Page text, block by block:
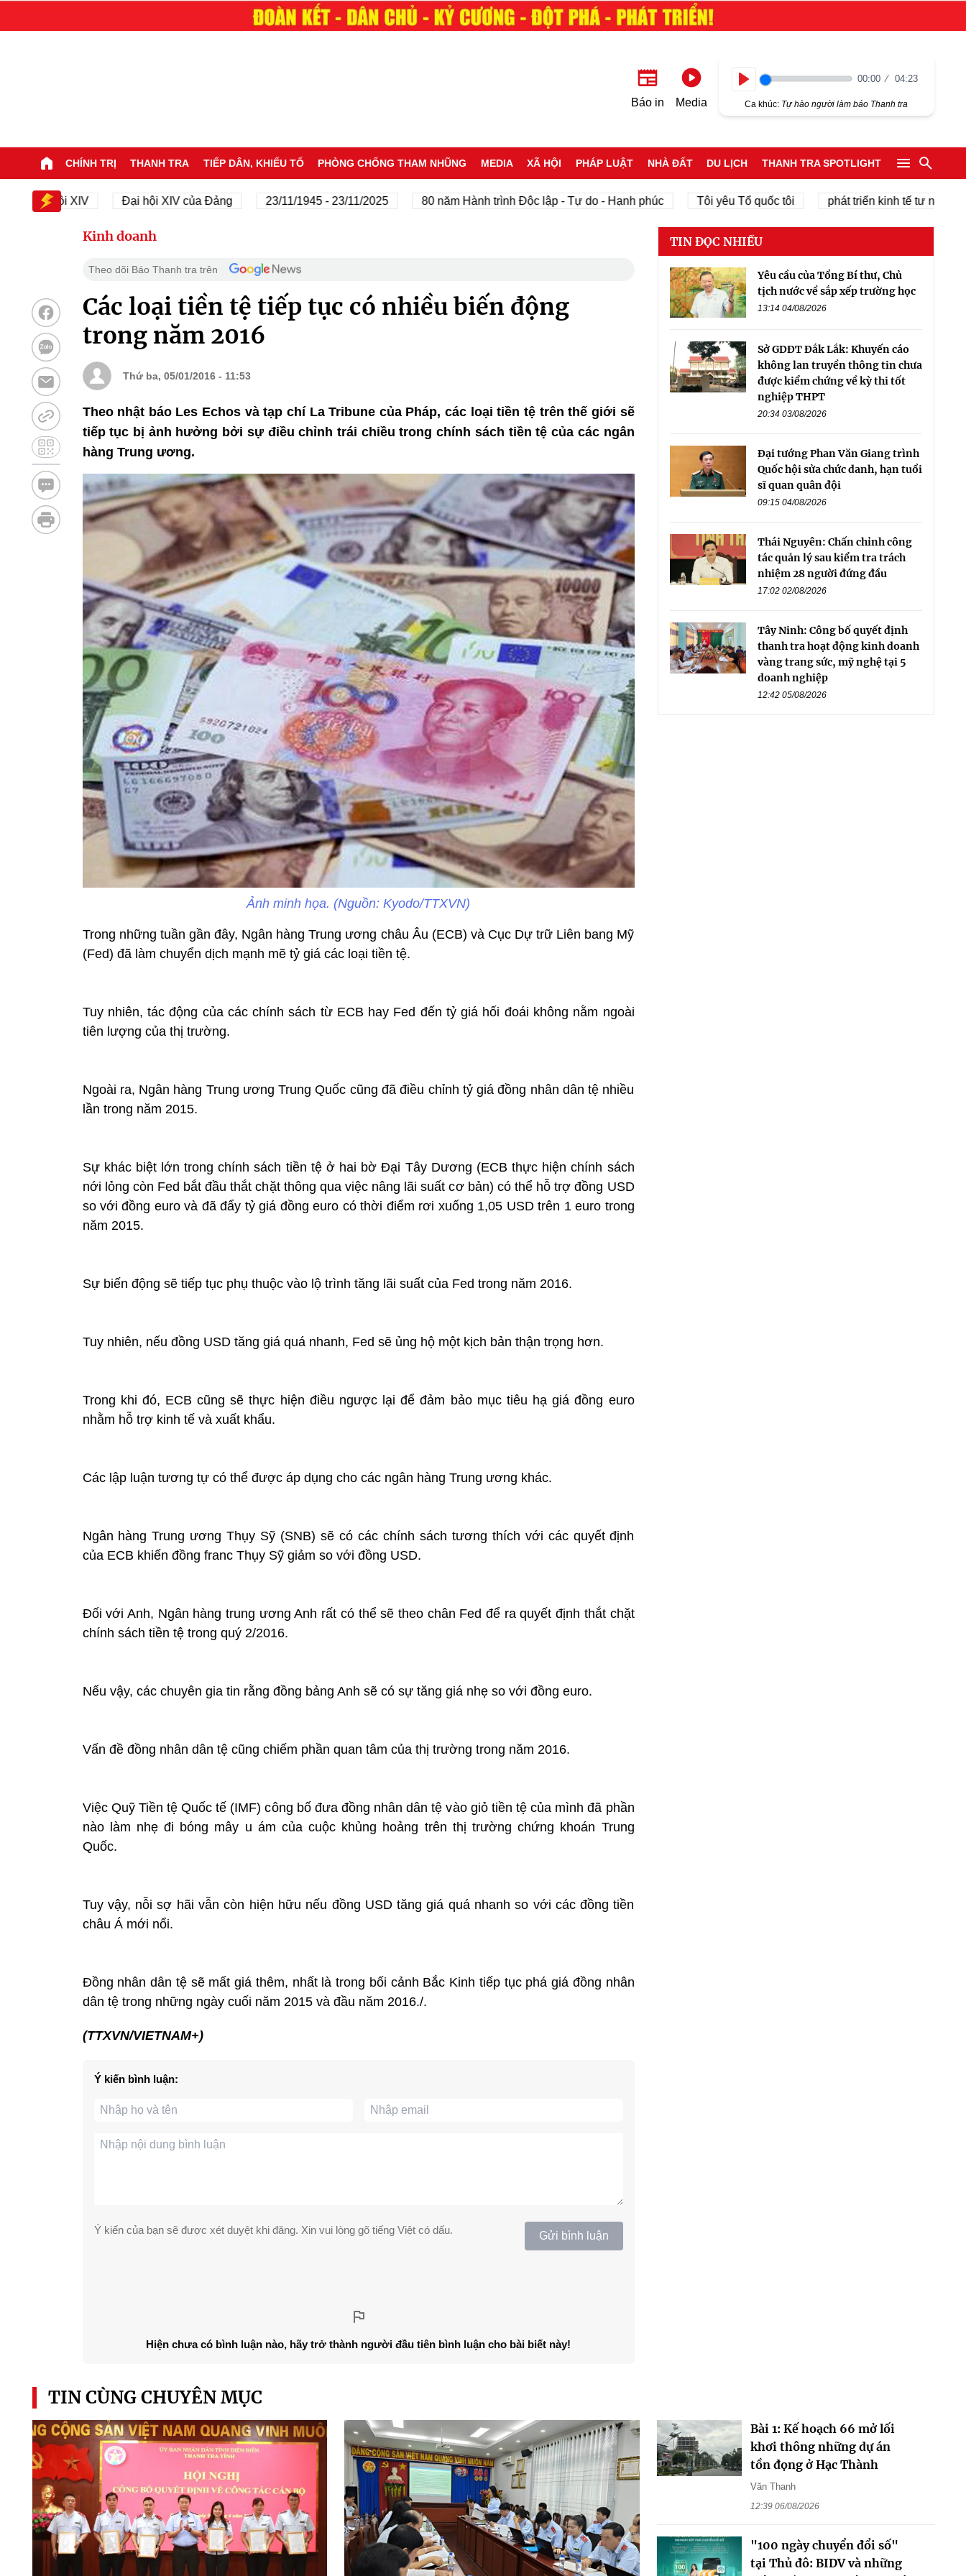
Báo in Media
00:00 04:23
Ca khúc: Tự hào người làm báo Thanh tra
CHÍNH TRỊ THANH TRA TIẾP DÂN, KHIẾU TỐ PHÒNG CHỐNG THAM NHŨNG MEDIA XÃ HỘI PHÁP LUẬT NHÀ ĐẤT DU LỊCH THANH TRA SPOTLIGHT
Đại hội XIV Đại hội XIV của Đảng 23/11/1945 - 23/11/2025 80 năm Hành trình Độc lập - Tự do - Hạnh phúc Tôi yêu Tổ quốc tôi phát triển kinh tế tư nhân
Kinh doanh
Theo dõi Báo Thanh tra trên
Các loại tiền tệ tiếp tục có nhiều biến động
trong năm 2016
Thứ ba, 05/01/2016 - 11:53
Theo nhật báo Les Echos và tạp chí La Tribune của Pháp, các loại tiền tệ trên thế giới sẽ
tiếp tục bị ảnh hưởng bởi sự điều chỉnh trái chiều trong chính sách tiền tệ của các ngân
hàng Trung ương.
Ảnh minh họa. (Nguồn: Kyodo/TTXVN)
Trong những tuần gần đây, Ngân hàng Trung ương châu Âu (ECB) và Cục Dự trữ Liên bang Mỹ
(Fed) đã làm chuyển dịch mạnh mẽ tỷ giá các loại tiền tệ.
Tuy nhiên, tác động của các chính sách từ ECB hay Fed đến tỷ giá hối đoái không nằm ngoài
tiên lượng của thị trường.
Ngoài ra, Ngân hàng Trung ương Trung Quốc cũng đã điều chỉnh tỷ giá đồng nhân dân tệ nhiều
lần trong năm 2015.
Sự khác biệt lớn trong chính sách tiền tệ ở hai bờ Đại Tây Dương (ECB thực hiện chính sách
nới lỏng còn Fed bắt đầu thắt chặt thông qua việc nâng lãi suất cơ bản) có thể hỗ trợ đồng USD
so với đồng euro và đã đẩy tỷ giá đồng euro có thời điểm rơi xuống 1,05 USD trên 1 euro trong
năm 2015.
Sự biến động sẽ tiếp tục phụ thuộc vào lộ trình tăng lãi suất của Fed trong năm 2016.
Tuy nhiên, nếu đồng USD tăng giá quá nhanh, Fed sẽ ủng hộ một kịch bản thận trọng hơn.
Trong khi đó, ECB cũng sẽ thực hiện điều ngược lại để đảm bảo mục tiêu hạ giá đồng euro
nhằm hỗ trợ kinh tế và xuất khẩu.
Các lập luận tương tự có thể được áp dụng cho các ngân hàng Trung ương khác.
Ngân hàng Trung ương Thụy Sỹ (SNB) sẽ có các chính sách tương thích với các quyết định
của ECB khiến đồng franc Thụy Sỹ giảm so với đồng USD.
Đối với Anh, Ngân hàng trung ương Anh rất có thể sẽ theo chân Fed để ra quyết định thắt chặt
chính sách tiền tệ trong quý 2/2016.
Nếu vậy, các chuyên gia tin rằng đồng bảng Anh sẽ có sự tăng giá nhẹ so với đồng euro.
Vấn đề đồng nhân dân tệ cũng chiếm phần quan tâm của thị trường trong năm 2016.
Việc Quỹ Tiền tệ Quốc tế (IMF) công bố đưa đồng nhân dân tệ vào giỏ tiền tệ của mình đã phần
nào làm nhẹ đi bóng mây u ám của cuộc khủng hoảng trên thị trường chứng khoán Trung
Quốc.
Tuy vậy, nỗi sợ hãi vẫn còn hiện hữu nếu đồng USD tăng giá quá nhanh so với các đồng tiền
châu Á mới nổi.
Đồng nhân dân tệ sẽ mất giá thêm, nhất là trong bối cảnh Bắc Kinh tiếp tục phá giá đồng nhân
dân tệ trong những ngày cuối năm 2015 và đầu năm 2016./.
(TTXVN/VIETNAM+)
Ý kiến bình luận:
Ý kiến của bạn sẽ được xét duyệt khi đăng. Xin vui lòng gõ tiếng Việt có dấu. Gửi bình luận
Hiện chưa có bình luận nào, hãy trở thành người đầu tiên bình luận cho bài biết này!
TIN ĐỌC NHIỀU
Yêu cầu của Tổng Bí thư, Chủ
tịch nước về sắp xếp trường học
13:14 04/08/2026
Sở GDĐT Đắk Lắk: Khuyến cáo
không lan truyền thông tin chưa
được kiểm chứng về kỳ thi tốt
nghiệp THPT
20:34 03/08/2026
Đại tướng Phan Văn Giang trình
Quốc hội sửa chức danh, hạn tuổi
sĩ quan quân đội
09:15 04/08/2026
Thái Nguyên: Chấn chỉnh công
tác quản lý sau kiểm tra trách
nhiệm 28 người đứng đầu
17:02 02/08/2026
Tây Ninh: Công bố quyết định
thanh tra hoạt động kinh doanh
vàng trang sức, mỹ nghệ tại 5
doanh nghiệp
12:42 05/08/2026
TIN CÙNG CHUYÊN MỤC
Bài 1: Kế hoạch 66 mở lối
khơi thông những dự án
tồn đọng ở Hạc Thành
Văn Thanh
12:39 06/08/2026
"100 ngày chuyển đổi số"
tại Thủ đô: BIDV và những